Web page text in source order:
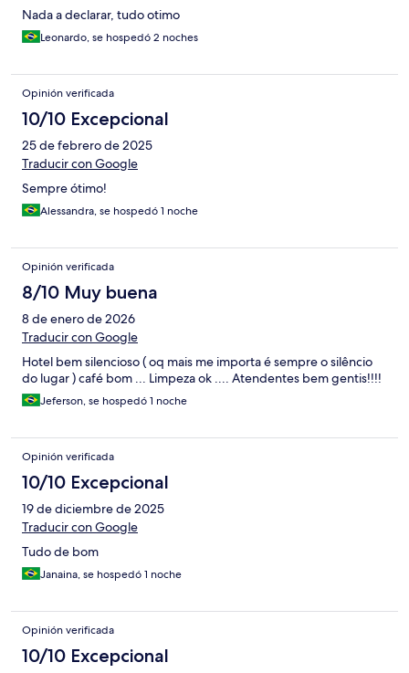
Nada a declarar, tudo otimo
Leonardo, se hospedó 2 noches
Opinión verificada
10/10 Excepcional
25 de febrero de 2025
Traducir con Google
Sempre ótimo!
Alessandra, se hospedó 1 noche
Opinión verificada
8/10 Muy buena
8 de enero de 2026
Traducir con Google
Hotel bem silencioso ( oq mais me importa é sempre o silêncio
do lugar ) café bom ... Limpeza ok .... Atendentes bem gentis!!!!
Jeferson, se hospedó 1 noche
Opinión verificada
10/10 Excepcional
19 de diciembre de 2025
Traducir con Google
Tudo de bom
Janaina, se hospedó 1 noche
Opinión verificada
10/10 Excepcional